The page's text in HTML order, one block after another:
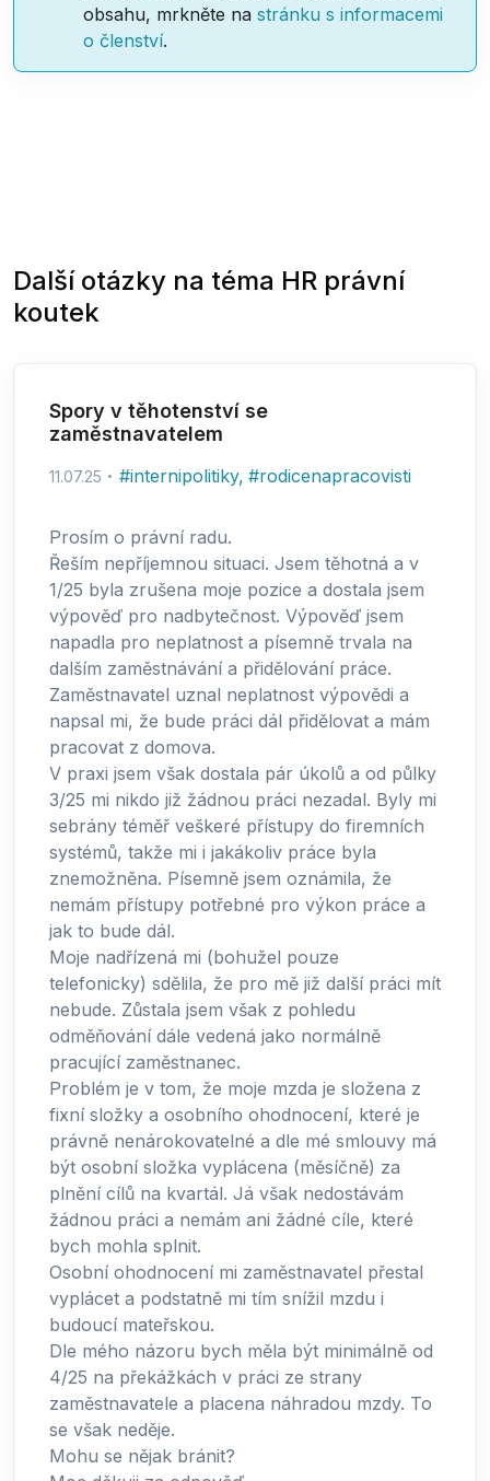
obsahu, mrkněte na stránku s informacemi
o členství.
Další otázky na téma HR právní
koutek
Spory v těhotenství se
zaměstnavatelem
11.07.25 #internipolitiky, #rodicenapracovisti
Prosím o právní radu.
Řeším nepříjemnou situaci. Jsem těhotná a v
1/25 byla zrušena moje pozice a dostala jsem
výpověď pro nadbytečnost. Výpověď jsem
napadla pro neplatnost a písemně trvala na
dalším zaměstnávání a přidělování práce.
Zaměstnavatel uznal neplatnost výpovědi a
napsal mi, že bude práci dál přidělovat a mám
pracovat z domova.
V praxi jsem však dostala pár úkolů a od půlky
3/25 mi nikdo již žádnou práci nezadal. Byly mi
sebrány téměř veškeré přístupy do firemních
systémů, takže mi i jakákoliv práce byla
znemožněna. Písemně jsem oznámila, že
nemám přístupy potřebné pro výkon práce a
jak to bude dál.
Moje nadřízená mi (bohužel pouze
telefonicky) sdělila, že pro mě již další práci mít
nebude. Zůstala jsem však z pohledu
odměňování dále vedená jako normálně
pracující zaměstnanec.
Problém je v tom, že moje mzda je složena z
fixní složky a osobního ohodnocení, které je
právně nenárokovatelné a dle mé smlouvy má
být osobní složka vyplácena (měsíčně) za
plnění cílů na kvartál. Já však nedostávám
žádnou práci a nemám ani žádné cíle, které
bych mohla splnit.
Osobní ohodnocení mi zaměstnavatel přestal
vyplácet a podstatně mi tím snížil mzdu i
budoucí mateřskou.
Dle mého názoru bych měla být minimálně od
4/25 na překážkách v práci ze strany
zaměstnavatele a placena náhradou mzdy. To
se však neděje.
Mohu se nějak bránit?